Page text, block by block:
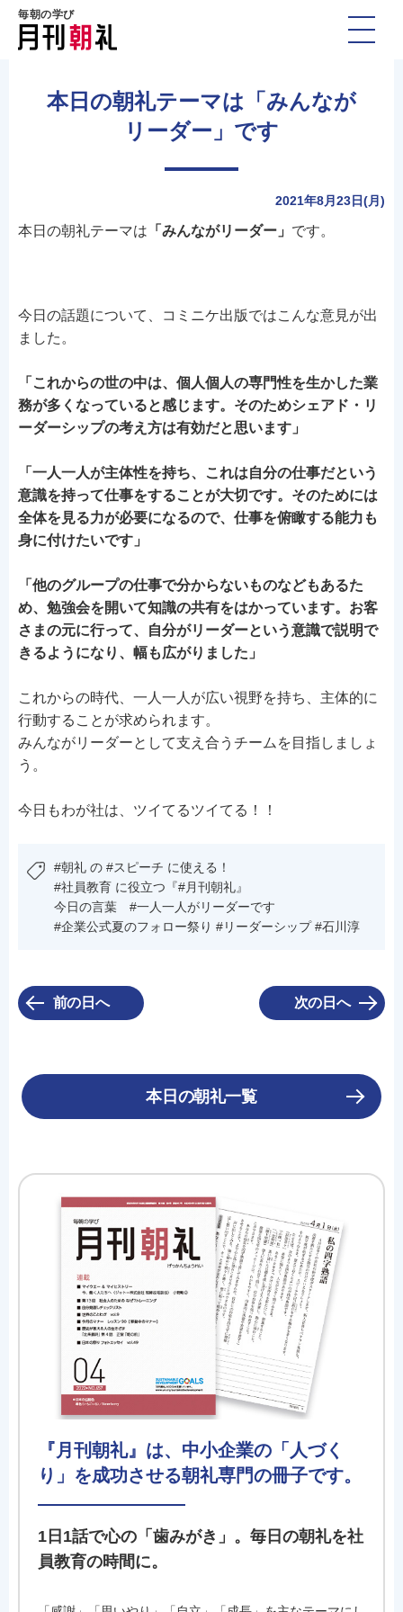
毎朝の学び
本日の朝礼テーマは「みんなが
リーダー」です
2021年8月23日(月)
本日の朝礼テーマは 「みんながリーダー」 です。
今日の話題について、コミニケ出版ではこんな意見が出
ました。
「これからの世の中は、個人個人の専門性を生かした業
務が多くなっていると感じます。そのためシェアド・リ
ーダーシップの考え方は有効だと思います」
「一人一人が主体性を持ち、これは自分の仕事だという
意識を持って仕事をすることが大切です。そのためには
全体を見る力が必要になるので、仕事を俯瞰する能力も
身に付けたいです」
「他のグループの仕事で分からないものなどもあるた
め、勉強会を開いて知識の共有をはかっています。お客
さまの元に行って、自分がリーダーという意識で説明で
きるようになり、幅も広がりました」
これからの時代、一人一人が広い視野を持ち、主体的に
行動することが求められます。
みんながリーダーとして支え合うチームを目指しましょ
う。
今日もわが社は、ツイてるツイてる！！
#朝礼 の #スピーチ に使える！
#社員教育 に役立つ『#月刊朝礼』
今日の言葉 #一人一人がリーダーです
#企業公式夏のフォロー祭り #リーダーシップ #石川淳
前の日へ 次の日へ
本日の朝礼一覧
『月刊朝礼』は、中小企業の「人づく
り」を成功させる朝礼専門の冊子です。
1日1話で心の「歯みがき」。毎日の朝礼を社
員教育の時間に。